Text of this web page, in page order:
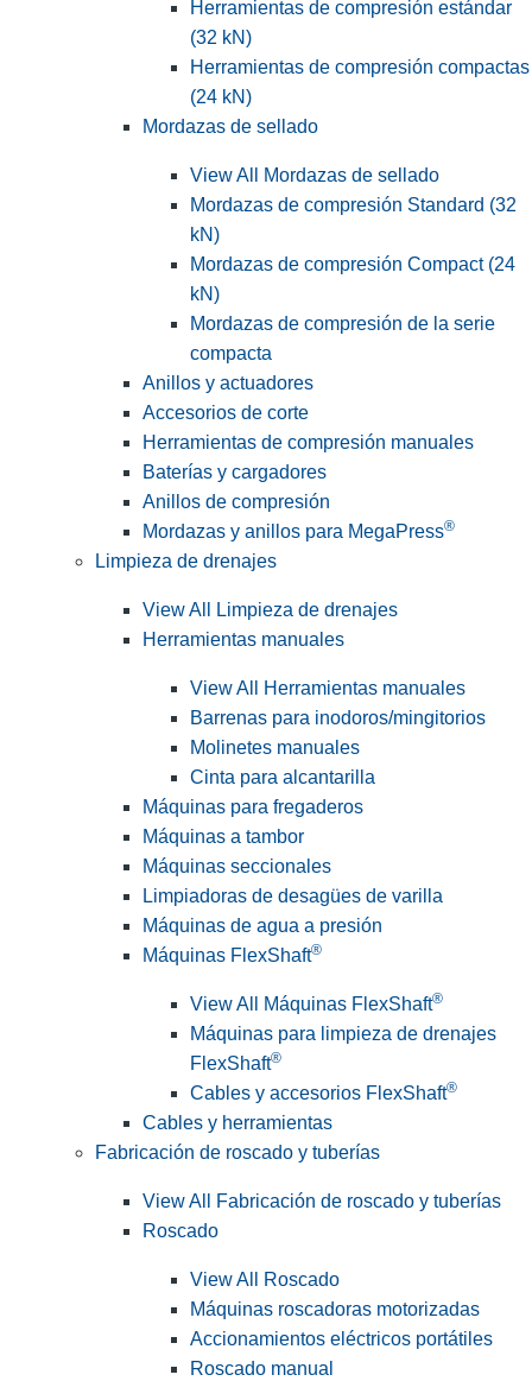
Herramientas de compresión estándar
(32 kN)
Herramientas de compresión compactas
(24 kN)
Mordazas de sellado
View All Mordazas de sellado
Mordazas de compresión Standard (32
kN)
Mordazas de compresión Compact (24
kN)
Mordazas de compresión de la serie
compacta
Anillos y actuadores
Accesorios de corte
Herramientas de compresión manuales
Baterías y cargadores
Anillos de compresión
Mordazas y anillos para MegaPress®
Limpieza de drenajes
View All Limpieza de drenajes
Herramientas manuales
View All Herramientas manuales
Barrenas para inodoros/mingitorios
Molinetes manuales
Cinta para alcantarilla
Máquinas para fregaderos
Máquinas a tambor
Máquinas seccionales
Limpiadoras de desagües de varilla
Máquinas de agua a presión
Máquinas FlexShaft®
View All Máquinas FlexShaft®
Máquinas para limpieza de drenajes
FlexShaft®
Cables y accesorios FlexShaft®
Cables y herramientas
Fabricación de roscado y tuberías
View All Fabricación de roscado y tuberías
Roscado
View All Roscado
Máquinas roscadoras motorizadas
Accionamientos eléctricos portátiles
Roscado manual